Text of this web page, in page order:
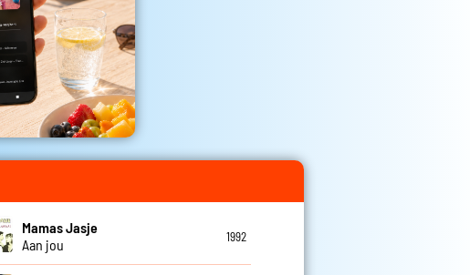
Mamas Jasje
Aan jou
1992